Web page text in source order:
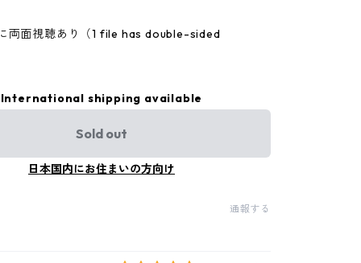
両面視聴あり（1 file has double-sided
International shipping available
Sold out
日本国内にお住まいの方向け
通報する